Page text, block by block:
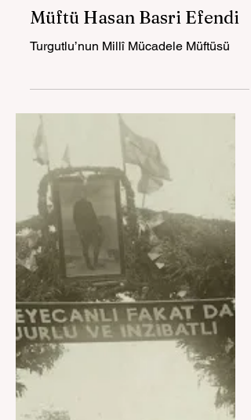
Spil'in Çocukları
Müftü Hasan Basri Efendi
Turgutlu’nun Millî Mücadele Müftüsü